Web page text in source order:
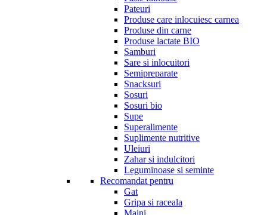
Pateuri
Produse care inlocuiesc carnea
Produse din carne
Produse lactate BIO
Samburi
Sare si inlocuitori
Semipreparate
Snacksuri
Sosuri
Sosuri bio
Supe
Superalimente
Suplimente nutritive
Uleiuri
Zahar si indulcitori
Leguminoase si seminte
Recomandat pentru
Gat
Gripa si raceala
Maini